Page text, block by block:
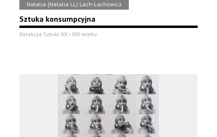
Natalia (Natalia LL) Lach-Lachowicz
Sztuka konsumpcyjna
Kolekcja Sztuki XX i XXI wieku